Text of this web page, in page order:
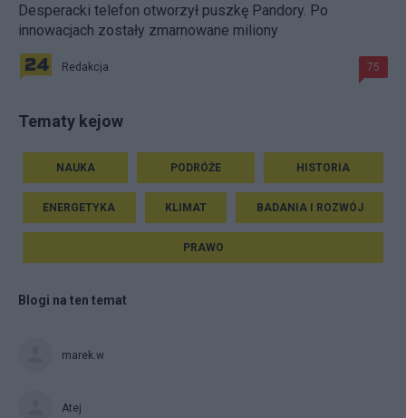
Desperacki telefon otworzył puszkę Pandory. Po
innowacjach zostały zmarnowane miliony
Redakcja 75
Tematy kejow
NAUKA PODRÓŻE HISTORIA
ENERGETYKA KLIMAT BADANIA I ROZWÓJ
PRAWO
Blogi na ten temat
marek.w
Atej